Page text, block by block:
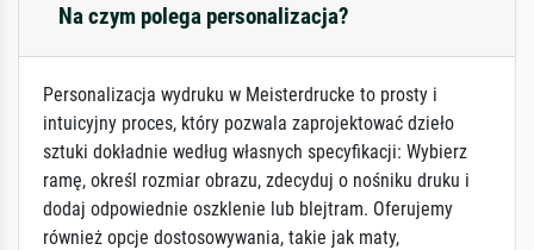
Na czym polega personalizacja?
Personalizacja wydruku w Meisterdrucke to prosty i
intuicyjny proces, który pozwala zaprojektować dzieło
sztuki dokładnie według własnych specyfikacji: Wybierz
ramę, określ rozmiar obrazu, zdecyduj o nośniku druku i
dodaj odpowiednie oszklenie lub blejtram. Oferujemy
również opcje dostosowywania, takie jak maty,